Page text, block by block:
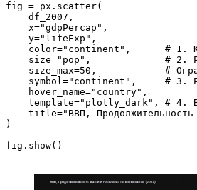
fig = px.scatter(
    df_2007,
    x="gdpPercap",
    y="lifeExp",
color="continent",      # 1.
size="pop",             # 2.
size_max=50,            #
symbol="continent",     # 3.
    hover_name="country",
template="plotly_dark", # 4.
title="ВВП,
)